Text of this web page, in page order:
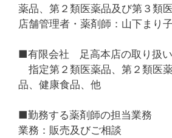
薬品、第２類医薬品及び第３類
店舗管理者・薬剤師：山下まり子
■有限会社 足高本店の取り扱
指定第２類医薬品、第２類医
品、健康食品、他
■勤務する薬剤師の担当業務
業務：販売及びご相談